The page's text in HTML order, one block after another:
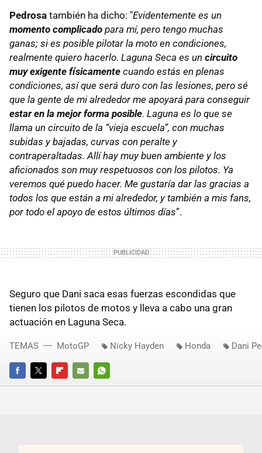
Pedrosa también ha dicho: "Evidentemente es un
momento complicado para mí, pero tengo muchas
ganas; si es posible pilotar la moto en condiciones,
realmente quiero hacerlo. Laguna Seca es un circuito
muy exigente físicamente cuando estás en plenas
condiciones, así que será duro con las lesiones, pero sé
que la gente de mi alrededor me apoyará para conseguir
estar en la mejor forma posible. Laguna es lo que se
llama un circuito de la “vieja escuela”, con muchas
subidas y bajadas, curvas con peralte y
contraperaltadas. Allí hay muy buen ambiente y los
aficionados son muy respetuosos con los pilotos. Ya
veremos qué puedo hacer. Me gustaría dar las gracias a
todos los que están a mi alrededor, y también a mis fans,
por todo el apoyo de estos últimos días”.
Seguro que Dani saca esas fuerzas escondidas que
tienen los pilotos de motos y lleva a cabo una gran
actuación en Laguna Seca.
FACEBOOKTWITTERFLIPBOARD
E-
WHATSAPP
TEMAS MotoGP Nicky Hayden Honda Dani